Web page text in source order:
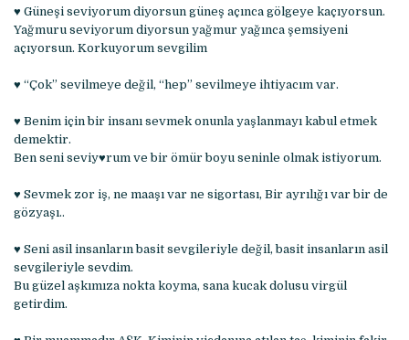
♥ Güneşi seviyorum diyorsun güneş açınca gölgeye kaçıyorsun.
Yağmuru seviyorum diyorsun yağmur yağınca şemsiyeni
açıyorsun. Korkuyorum sevgilim
♥ “Çok” sevilmeye değil, “hep” sevilmeye ihtiyacım var.
♥ Benim için bir insanı sevmek onunla yaşlanmayı kabul etmek
demektir.
Ben seni seviy♥rum ve bir ömür boyu seninle olmak istiyorum.
♥ Sevmek zor iş, ne maaşı var ne sigortası, Bir ayrılığı var bir de
gözyaşı..
♥ Seni asil insanların basit sevgileriyle değil, basit insanların asil
sevgileriyle sevdim.
Bu güzel aşkımıza nokta koyma, sana kucak dolusu virgül
getirdim.